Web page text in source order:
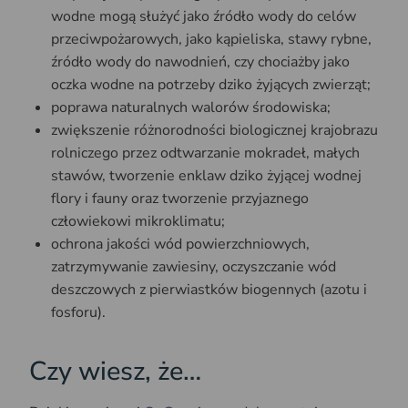
wodne mogą służyć jako źródło wody do celów
przeciwpożarowych, jako kąpieliska, stawy rybne,
źródło wody do nawodnień, czy chociażby jako
oczka wodne na potrzeby dziko żyjących zwierząt;
poprawa naturalnych walorów środowiska;
zwiększenie różnorodności biologicznej krajobrazu
rolniczego przez odtwarzanie mokradeł, małych
stawów, tworzenie enklaw dziko żyjącej wodnej
flory i fauny oraz tworzenie przyjaznego
człowiekowi mikroklimatu;
ochrona jakości wód powierzchniowych,
zatrzymywanie zawiesiny, oczyszczanie wód
deszczowych z pierwiastków biogennych (azotu i
fosforu).
Czy wiesz, że…